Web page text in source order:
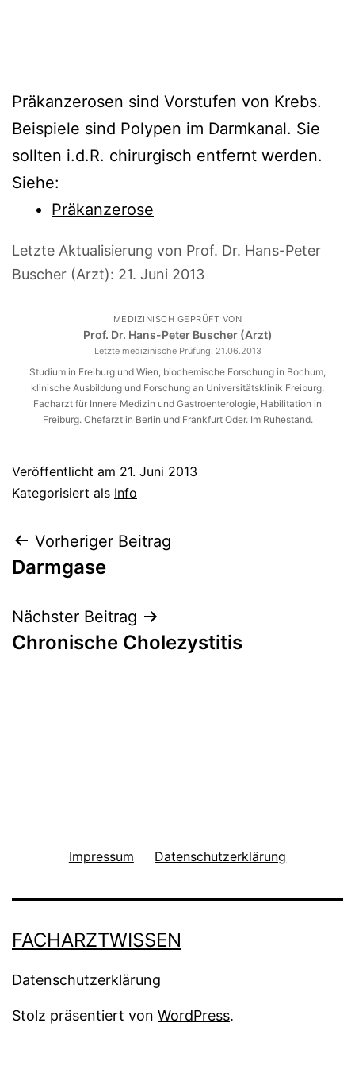
Präkanzerosen sind Vorstufen von Krebs.
Beispiele sind Polypen im Darmkanal. Sie
sollten i.d.R. chirurgisch entfernt werden.
Siehe:
Präkanzerose
Letzte Aktualisierung von Prof. Dr. Hans-Peter
Buscher (Arzt): 21. Juni 2013
MEDIZINISCH GEPRÜFT VON
Prof. Dr. Hans-Peter Buscher (Arzt)
Letzte medizinische Prüfung: 21.06.2013
Studium in Freiburg und Wien, biochemische Forschung in Bochum,
klinische Ausbildung und Forschung an Universitätsklinik Freiburg,
Facharzt für Innere Medizin und Gastroenterologie, Habilitation in
Freiburg. Chefarzt in Berlin und Frankfurt Oder. Im Ruhestand.
Veröffentlicht am 21. Juni 2013
Kategorisiert als Info
Beitragsnavigation
Vorheriger Beitrag
Darmgase
Nächster Beitrag
Chronische Cholezystitis
Impressum Datenschutzerklärung
FACHARZTWISSEN
Datenschutzerklärung
Stolz präsentiert von WordPress.